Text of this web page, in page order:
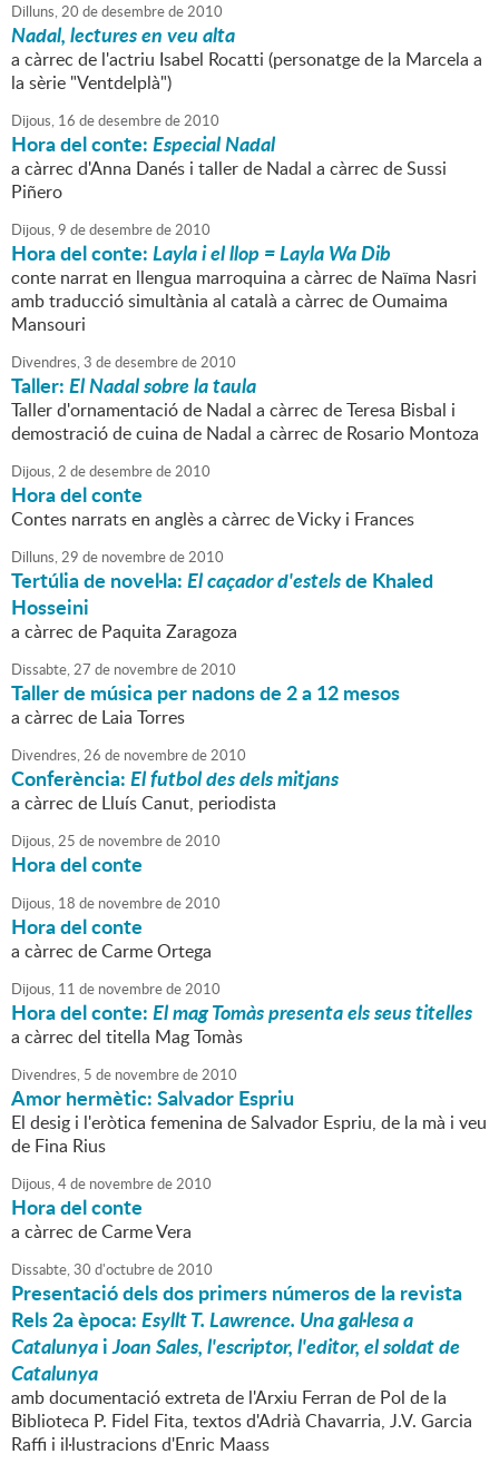
Dilluns,20 dedesembrede2010
Nadal, lectures en veu alta
a càrrec de l'actriu Isabel Rocatti (personatge de la Marcela a
la sèrie "Ventdelplà")
Dijous, 16 dedesembrede2010
Hora del conte:Especial Nadal
a càrrec d'Anna Danés i taller de Nadal a càrrec de Sussi
Piñero
Dijous,9 dedesembrede2010
Hora del conte:Layla i el llop = Layla Wa Dib
conte narrat en llengua marroquina a càrrec de Naïma Nasri
amb traducció simultània al català a càrrec de Oumaima
Mansouri
Divendres,3 dedesembrede2010
Taller:El Nadal sobre la taula
Taller d'ornamentació de Nadal a càrrec de Teresa Bisbal i
demostració de cuina de Nadal a càrrec de Rosario Montoza
Dijous,2 dedesembrede2010
Hora del conte
Contes narrats en anglès a càrrec de Vicky i Frances
Dilluns,29 de novembrede2010
Tertúlia de novel·la:El caçador d'estelsde Khaled
Hosseini
a càrrec de Paquita Zaragoza
Dissabte,27 de novembrede2010
Taller de música per nadons de 2 a 12 mesos
a càrrec de Laia Torres
Divendres,26 de novembrede2010
Conferència:El futbol des dels mitjans
a càrrec de Lluís Canut, periodista
Dijous,25 de novembrede2010
Hora del conte
Dijous, 18 de novembrede2010
Hora del conte
a càrrec de Carme Ortega
Dijous, 11 de novembrede2010
Hora del conte:El mag Tomàs presenta els seus titelles
a càrrec del titella Mag Tomàs
Divendres, 5 de novembrede2010
Amor hermètic: Salvador Espriu
El desig i l'eròtica femenina de Salvador Espriu, de la mà i veu
de Fina Rius
Dijous,4de novembrede2010
Hora del conte
a càrrec de Carme Vera
Dissabte,30 d'octubrede2010
Presentació dels dos primers números de la revista
Rels 2a època:Esyllt T. Lawrence. Una gal·lesa a
CatalunyaiJoan Sales, l'escriptor, l'editor, el soldat de
Catalunya
amb documentació extreta de l'Arxiu Ferran de Pol de la
Biblioteca P. Fidel Fita, textos d'Adrià Chavarria, J.V. Garcia
Raffi i il·lustracions d'Enric Maass